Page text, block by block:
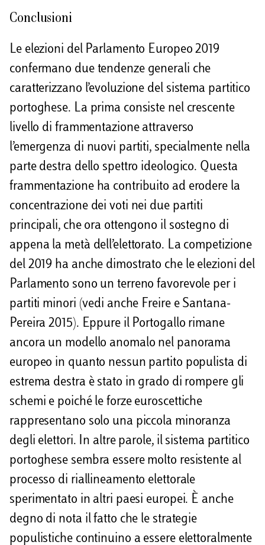
Conclusioni
Le elezioni del Parlamento Europeo 2019
confermano due tendenze generali che
caratterizzano l’evoluzione del sistema partitico
portoghese. La prima consiste nel crescente
livello di frammentazione attraverso
l’emergenza di nuovi partiti, specialmente nella
parte destra dello spettro ideologico. Questa
frammentazione ha contribuito ad erodere la
concentrazione dei voti nei due partiti
principali, che ora ottengono il sostegno di
appena la metà dell’elettorato. La competizione
del 2019 ha anche dimostrato che le elezioni del
Parlamento sono un terreno favorevole per i
partiti minori (vedi anche Freire e Santana-
Pereira 2015). Eppure il Portogallo rimane
ancora un modello anomalo nel panorama
europeo in quanto nessun partito populista di
estrema destra è stato in grado di rompere gli
schemi e poiché le forze euroscettiche
rappresentano solo una piccola minoranza
degli elettori. In altre parole, il sistema partitico
portoghese sembra essere molto resistente al
processo di riallineamento elettorale
sperimentato in altri paesi europei. È anche
degno di nota il fatto che le strategie
populistiche continuino a essere elettoralmente